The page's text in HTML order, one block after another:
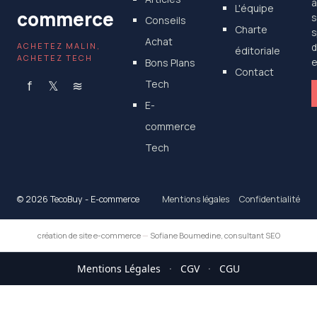
commerce
ACHETEZ MALIN,
ACHETEZ TECH
f 𝕏 ≋
Conseils
Achat
Bons Plans
Tech
E-
commerce
Tech
L'équipe
Charte
éditoriale
Contact
© 2026 TecoBuy - E-commerce Mentions légales Confidentialité
création de site e-commerce— Sofiane Boumedine, consultant SEO
Mentions Légales · CGV · CGU